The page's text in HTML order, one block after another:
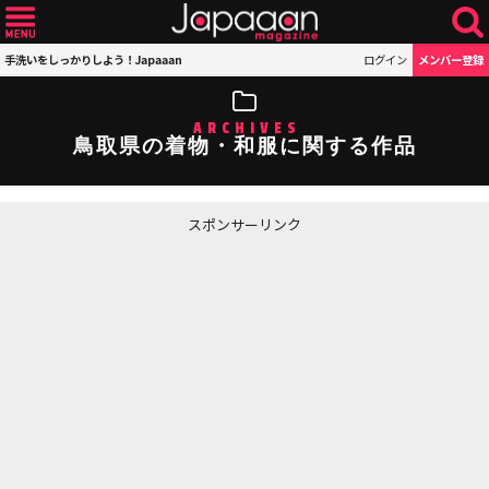
手洗いをしっかりしよう！Japaaan ログイン メンバー登録
ARCHIVES
鳥取県の着物・和服に関する作品
スポンサーリンク